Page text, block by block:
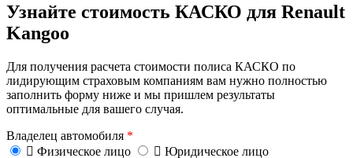
Узнайте стоимость КАСКО для Renault
Kangoo
Для получения расчета стоимости полиса КАСКО по
лидирующим страховым компаниям вам нужно полностью
заполнить форму ниже и мы пришлем результаты
оптимальные для вашего случая.
Владелец автомобиля *
Физическое лицо
Юридическое лицо